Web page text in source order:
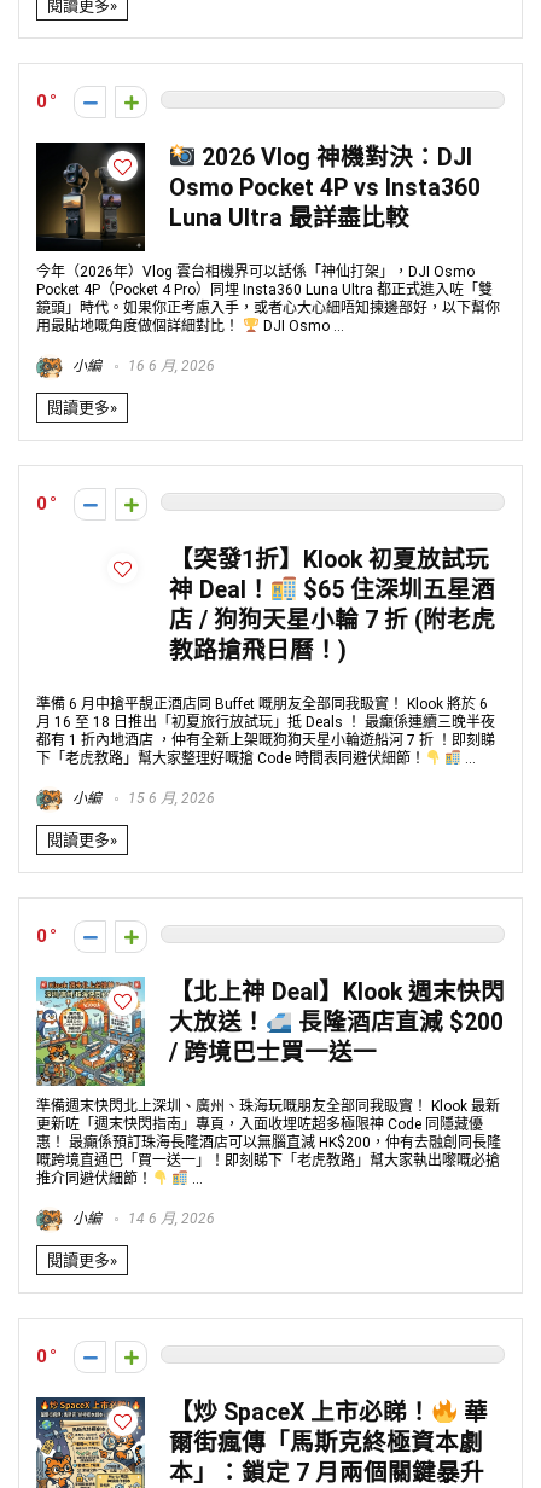
閱讀更多»
0
2026 Vlog 神機對決：DJI
Osmo Pocket 4P vs Insta360
Luna Ultra 最詳盡比較
今年（2026年）Vlog 雲台相機界可以話係「神仙打架」，DJI Osmo
Pocket 4P（Pocket 4 Pro）同埋 Insta360 Luna Ultra 都正式進入咗「雙
鏡頭」時代。如果你正考慮入手，或者心大心細唔知揀邊部好，以下幫你
用最貼地嘅角度做個詳細對比！
DJI Osmo ...
小編 16 6 月, 2026
閱讀更多»
0
【突發1折】Klook 初夏放試玩
神 Deal！
$65 住深圳五星酒
店 / 狗狗天星小輪 7 折 (附老虎
教路搶飛日曆！)
準備 6 月中搶平靚正酒店同 Buffet 嘅朋友全部同我𥄫實！ Klook 將於 6
月 16 至 18 日推出「初夏旅行放試玩」抵 Deals ！ 最癲係連續三晚半夜
都有 1 折內地酒店 ，仲有全新上架嘅狗狗天星小輪遊船河 7 折 ！即刻睇
下「老虎教路」幫大家整理好嘅搶 Code 時間表同避伏細節！
...
小編 15 6 月, 2026
閱讀更多»
0
【北上神 Deal】Klook 週末快閃
大放送！
長隆酒店直減 $200
/ 跨境巴士買一送一
準備週末快閃北上深圳、廣州、珠海玩嘅朋友全部同我𥄫實！ Klook 最新
更新咗「週末快閃指南」專頁，入面收埋咗超多極限神 Code 同隱藏優
惠！ 最癲係預訂珠海長隆酒店可以無腦直減 HK$200，仲有去融創同長隆
嘅跨境直通巴「買一送一」！即刻睇下「老虎教路」幫大家執出嚟嘅必搶
推介同避伏細節！
...
小編 14 6 月, 2026
閱讀更多»
0
【炒 SpaceX 上市必睇！
華
爾街瘋傳「馬斯克終極資本劇
本」：鎖定 7 月兩個關鍵暴升